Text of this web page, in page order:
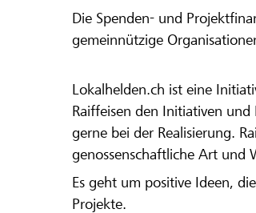
Die Spenden- und
gemeinnützige
Lokalhelden.ch ist eine
Raiffeisen den Initiativen
gerne bei der Realisierung.
genossenschaftliche Art und
Es geht um positive Ideen,
Projekte.